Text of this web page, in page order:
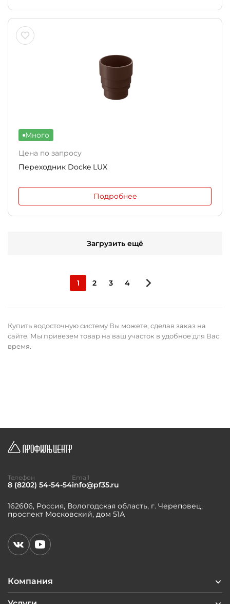
Много
Цена по запросу
Переходник Docke LUX
Подробнее
Загрузить ещё
1 2 3 4
Купить водосточную систему Вы можете, сделав заказ на
сайте. Мы привезем товар на ваш участок в удобное для Вас
время.
Компания
162606, Россия, Вологодская область, г. Череповец,
проспект Московский, дом 51А
Телефон
8 (8202) 54-54-54
Email
info@pf35.ru